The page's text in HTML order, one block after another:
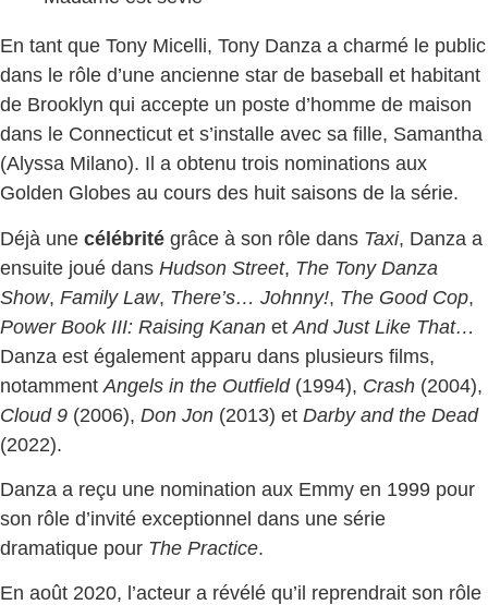
En tant que Tony Micelli, Tony Danza a charmé le public
dans le rôle d’une ancienne star de baseball et habitant
de Brooklyn qui accepte un poste d’homme de maison
dans le Connecticut et s’installe avec sa fille, Samantha
(Alyssa Milano). Il a obtenu trois nominations aux
Golden Globes au cours des huit saisons de la série.
Déjà une célébrité grâce à son rôle dans Taxi, Danza a
ensuite joué dans Hudson Street, The Tony Danza
Show, Family Law, There’s… Johnny!, The Good Cop,
Power Book III: Raising Kanan et And Just Like That…
Danza est également apparu dans plusieurs films,
notamment Angels in the Outfield(1994), Crash (2004),
Cloud 9 (2006), Don Jon (2013) et Darby and the Dead
(2022).
Danza a reçu une nomination aux Emmy en 1999 pour
son rôle d’invité exceptionnel dans une série
dramatique pour The Practice.
En août 2020, l’acteur a révélé qu’il reprendrait son rôle